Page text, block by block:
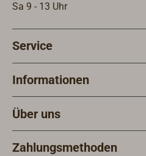
Sa 9 - 13 Uhr
Service
Informationen
Über uns
Zahlungsmethoden